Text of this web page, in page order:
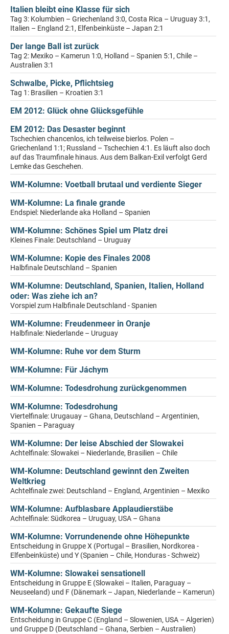
Italien bleibt eine Klasse für sich
Tag 3: Kolumbien – Griechenland 3:0, Costa Rica – Uruguay 3:1,
Italien – England 2:1, Elfenbeinküste – Japan 2:1
Der lange Ball ist zurück
Tag 2: Mexiko – Kamerun 1:0, Holland – Spanien 5:1, Chile –
Australien 3:1
Schwalbe, Picke, Pflichtsieg
Tag 1: Brasilien – Kroatien 3:1
EM 2012: Glück ohne Glücksgefühle
EM 2012: Das Desaster beginnt
Tschechien chancenlos, ich teilweise bierlos. Polen –
Griechenland 1:1; Russland – Tschechien 4:1. Es läuft also doch
auf das Traumfinale hinaus. Aus dem Balkan-Exil verfolgt Gerd
Lemke das Geschehen.
WM-Kolumne: Voetball brutaal und verdiente Sieger
WM-Kolumne: La finale grande
Endspiel: Niederlande aka Holland – Spanien
WM-Kolumne: Schönes Spiel um Platz drei
Kleines Finale: Deutschland – Uruguay
WM-Kolumne: Kopie des Finales 2008
Halbfinale Deutschland – Spanien
WM-Kolumne: Deutschland, Spanien, Italien, Holland
oder: Was ziehe ich an?
Vorspiel zum Halbfinale Deutschland - Spanien
WM-Kolumne: Freudenmeer in Oranje
Halbfinale: Niederlande – Uruguay
WM-Kolumne: Ruhe vor dem Sturm
WM-Kolumne: Für Jáchym
WM-Kolumne: Todesdrohung zurückgenommen
WM-Kolumne: Todesdrohung
Viertelfinale: Urugauay – Ghana, Deutschland – Argentinien,
Spanien – Paraguay
WM-Kolumne: Der leise Abschied der Slowakei
Achtelfinale: Slowakei – Niederlande, Brasilien – Chile
WM-Kolumne: Deutschland gewinnt den Zweiten
Weltkrieg
Achtelfinale zwei: Deutschland – England, Argentinien – Mexiko
WM-Kolumne: Aufblasbare Applaudierstäbe
Achtelfinale: Südkorea – Uruguay, USA – Ghana
WM-Kolumne: Vorrundenende ohne Höhepunkte
Entscheidung in Gruppe X (Portugal – Brasilien, Nordkorea -
Elfenbeinküste) und Y (Spanien – Chile, Honduras - Schweiz)
WM-Kolumne: Slowakei sensationell
Entscheidung in Gruppe E (Slowakei – Italien, Paraguay –
Neuseeland) und F (Dänemark – Japan, Niederlande – Kamerun)
WM-Kolumne: Gekaufte Siege
Entscheidung in Gruppe C (England – Slowenien, USA – Algerien)
und Gruppe D (Deutschland – Ghana, Serbien – Australien)